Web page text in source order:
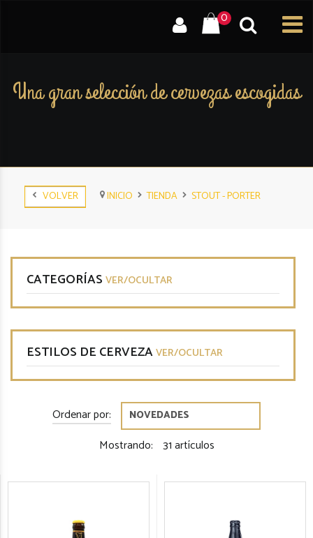
0
Una gran selección de cervezas escogidas
VOLVER INICIO TIENDA STOUT - PORTER
CATEGORÍAS VER/OCULTAR
ESTILOS DE CERVEZAVER/OCULTAR
Ordenar por:
Mostrando: 31 artículos